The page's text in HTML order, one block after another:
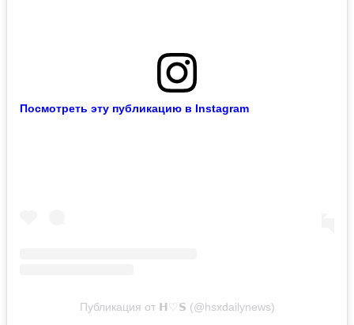
Посмотреть эту публикацию в Instagram
Публикация от 𝗛♡︎𝗦 (@hsxdailynews)